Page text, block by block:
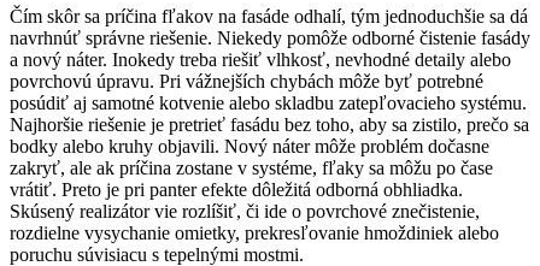
Čím skôr sa príčina fľakov na fasáde odhalí, tým jednoduchšie sa dá
navrhnúť správne riešenie. Niekedy pomôže odborné čistenie fasády
a nový náter. Inokedy treba riešiť vlhkosť, nevhodné detaily alebo
povrchovú úpravu. Pri vážnejších chybách môže byť potrebné
posúdiť aj samotné kotvenie alebo skladbu zatepľovacieho systému.
Najhoršie riešenie je pretrieť fasádu bez toho, aby sa zistilo, prečo sa
bodky alebo kruhy objavili. Nový náter môže problém dočasne
zakryť, ale ak príčina zostane v systéme, fľaky sa môžu po čase
vrátiť. Preto je pri panter efekte dôležitá odborná obhliadka.
Skúsený realizátor vie rozlíšiť, či ide o povrchové znečistenie,
rozdielne vysychanie omietky, prekresľovanie hmoždiniek alebo
poruchu súvisiacu s tepelnými mostmi.